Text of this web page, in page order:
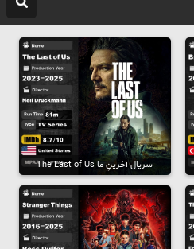
سریال آخرینِ ما The Last of Us